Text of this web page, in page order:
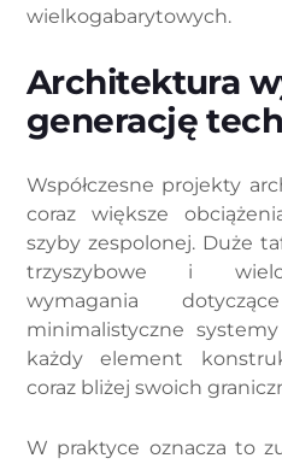
wielkogabarytowych.
Architektura
generację
Współczesne projekty
coraz większe
szyby zespolonej. Duże
trzyszybowe i
wymagania
minimalistyczne
każdy element
coraz bliżej swoich
W praktyce oznacza to